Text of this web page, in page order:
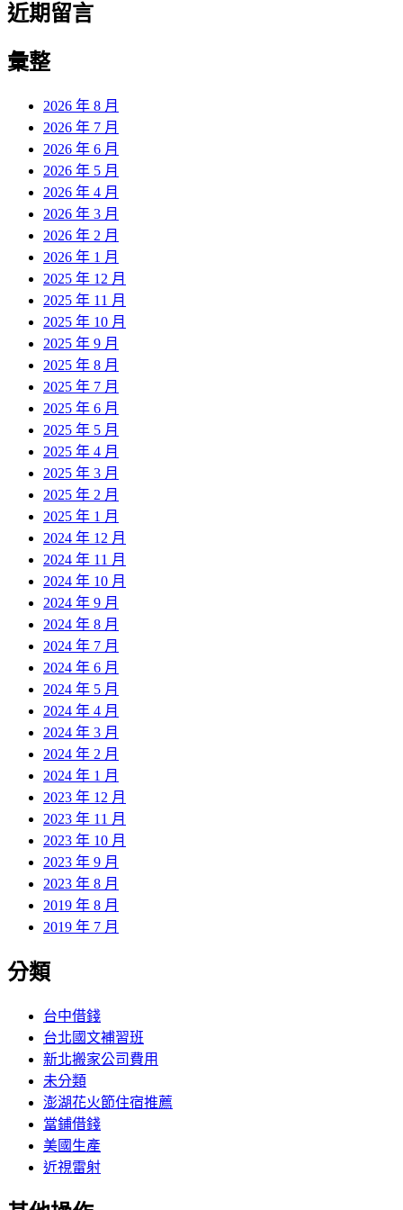
近期留言
彙整
2026 年 8 月
2026 年 7 月
2026 年 6 月
2026 年 5 月
2026 年 4 月
2026 年 3 月
2026 年 2 月
2026 年 1 月
2025 年 12 月
2025 年 11 月
2025 年 10 月
2025 年 9 月
2025 年 8 月
2025 年 7 月
2025 年 6 月
2025 年 5 月
2025 年 4 月
2025 年 3 月
2025 年 2 月
2025 年 1 月
2024 年 12 月
2024 年 11 月
2024 年 10 月
2024 年 9 月
2024 年 8 月
2024 年 7 月
2024 年 6 月
2024 年 5 月
2024 年 4 月
2024 年 3 月
2024 年 2 月
2024 年 1 月
2023 年 12 月
2023 年 11 月
2023 年 10 月
2023 年 9 月
2023 年 8 月
2019 年 8 月
2019 年 7 月
分類
台中借錢
台北國文補習班
新北搬家公司費用
未分類
澎湖花火節住宿推薦
當鋪借錢
美國生產
近視雷射